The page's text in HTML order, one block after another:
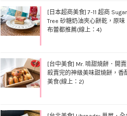
[日本超商美食] 7-11 超商
Tree 砂糖奶油夾心餅乾，原
布蕾都推薦(線上：4)
[台中美食] Mr. 啃甜燒餅．開
殺賣完的神級美味甜燒餅，香
美食(線上：2)